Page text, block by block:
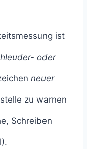
ist
oder
neuer
zu warnen
Schreiben